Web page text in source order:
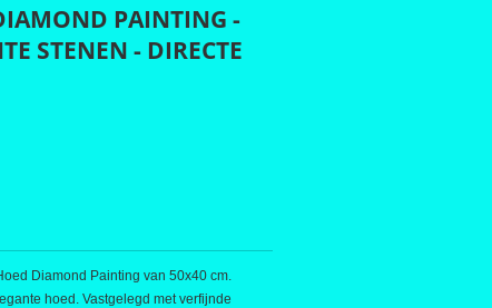
PAINTING -
STENEN - DIRECTE
Diamond Painting van 50x40 cm.
hoed. Vastgelegd met verfijnde